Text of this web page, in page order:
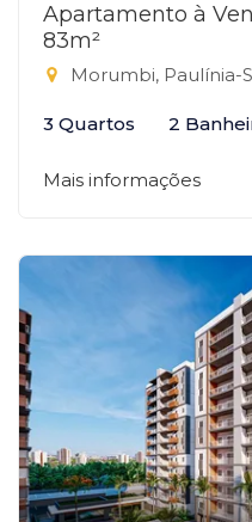
Apartamento à
83m²
Morumbi, Paulínia-
3 Quartos 2
Mais informações